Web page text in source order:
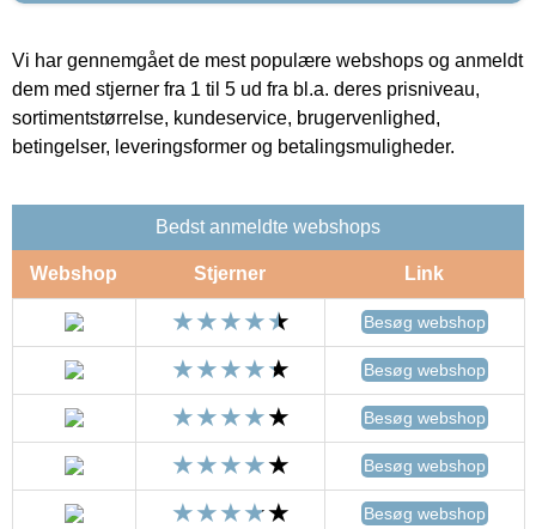
Vi har gennemgået de mest populære webshops og anmeldt
dem med stjerner fra 1 til 5 ud fra bl.a. deres prisniveau,
sortimentstørrelse, kundeservice, brugervenlighed,
betingelser, leveringsformer og betalingsmuligheder.
Bedst anmeldte webshops
Webshop Stjerner Link
Besøg webshop
Besøg webshop
Besøg webshop
Besøg webshop
Besøg webshop